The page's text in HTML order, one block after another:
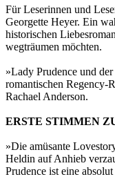
Für Leserinnen und
Georgette Heyer. Ein
historischen
wegträumen möchten.
»Lady Prudence und
romantischen Regency-
Rachael Anderson.
ERSTE STIMMEN
»Die amüsante
Heldin auf Anhieb
Prudence ist eine